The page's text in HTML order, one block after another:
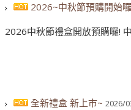
2026~中秋節預購開始
2026中秋節禮盒開放預購囉!
全新禮盒 新上市~ 2026/